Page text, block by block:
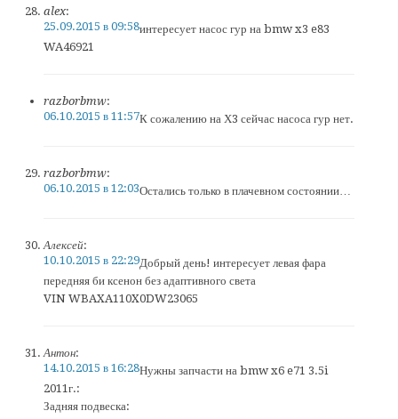
alex:
25.09.2015 в 09:58интересует насос гур на bmw x3 e83
WA46921
razborbmw:
06.10.2015 в 11:57К сожалению на Х3 сейчас насоса гур нет.
razborbmw:
06.10.2015 в 12:03Остались только в плачевном состоянии…
Алексей:
10.10.2015 в 22:29Добрый день! интересует левая фара
передняя би ксенон без адаптивного света
VIN WBAXA110X0DW23065
Антон:
14.10.2015 в 16:28Нужны запчасти на bmw x6 e71 3.5i
2011г.:
Задняя подвеска: